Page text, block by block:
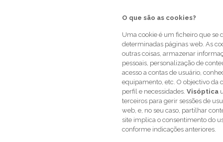
O que são as cookies?
Uma cookie é um ficheiro que se
determinadas páginas web. As
outras coisas, armazenar
pessoais, personalização de
acesso a contas de usuário,
equipamento, etc. O objectivo da
perfil e necessidades. Visóptica
terceiros para gerir sessões de
web, e, no seu caso, partilhar
site implica o consentimento do
conforme indicações anteriores.